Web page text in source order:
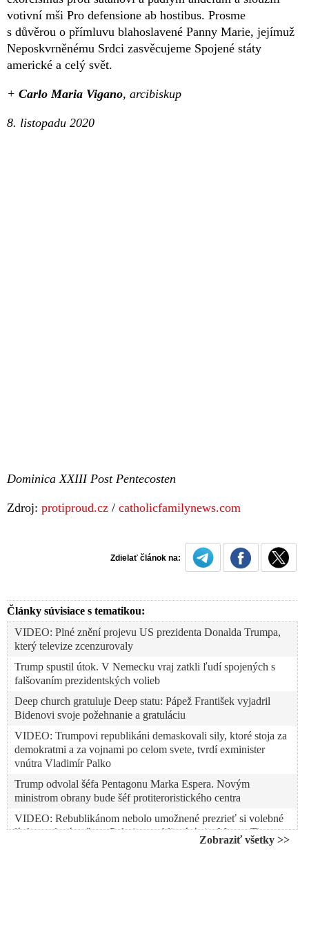
votivní mši Pro defensione ab hostibus. Prosme
s důvěrou o přímluvu blahoslavené Panny Marie, jejímuž
Neposkvrněnému Srdci zasvěcujeme Spojené státy
americké a celý svět.
+ Carlo Maria Vigano, arcibiskup
8. listopadu 2020
Dominica XXIII Post Pentecosten
Zdroj: protiproud.cz / catholicfamilynews.com
Zdielať článok na:
Články súvisiace s tematikou:
VIDEO: Plné znění projevu US prezidenta Donalda Trumpa,
který televize zcenzurovaly
Trump spustil útok. V Nemecku vraj zatkli ľudí spojených s
falšovaním prezidentských volieb
Deep church gratuluje Deep statu: Pápež František vyjadril
Bidenovi svoje požehnanie a gratuláciu
VIDEO: Trumpovi republikáni demaskovali sily, ktoré stoja za
demokratmi a za vojnami po celom svete, tvrdí exminister
vnútra Vladimír Palko
Trump odvolal šéfa Pentagonu Marka Espera. Novým
ministrom obrany bude šéf protiteroristického centra
VIDEO: Rebublikánom nebolo umožnené prezrieť si volebné
lístky zaslané poštou. Pokojne mohli prísť aj z Marsu. Tieto
voľby však vyhráme, tvrdí Trumpov právnik
Zobraziť všetky >>